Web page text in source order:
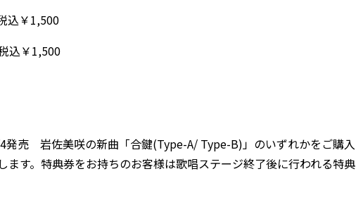
込￥1,500
込￥1,500
発売 岩佐美咲の新曲「合鍵(Type-A/ Type-B)」のいずれかをご購入
ます。特典券をお持ちのお客様は歌唱ステージ終了後に行われる特典